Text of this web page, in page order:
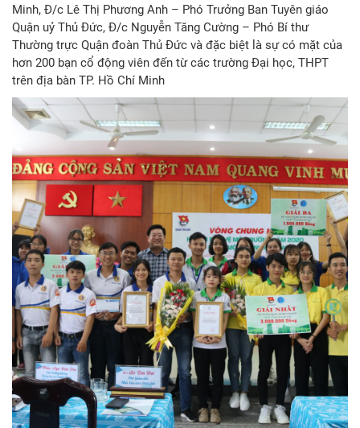
Minh, Đ/c Lê Thị Phương Anh – Phó Trưởng Ban Tuyên giáo
Quận uỷ Thủ Đức, Đ/c Nguyễn Tăng Cường – Phó Bí thư
Thường trực Quận đoàn Thủ Đức và đặc biệt là sự có mặt của
hơn 200 bạn cổ động viên đến từ các trường Đại học, THPT
trên địa bàn TP. Hồ Chí Minh